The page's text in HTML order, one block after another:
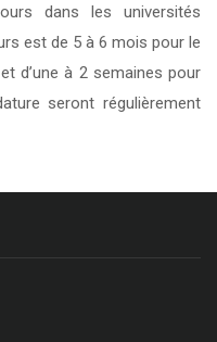
dans les universités
est de 5 à 6 mois pour le
d’une à 2 semaines pour
seront régulièrement